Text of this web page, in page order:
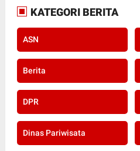
KATEGORI BERITA
ASN
Berita
DPR
Dinas Pariwisata